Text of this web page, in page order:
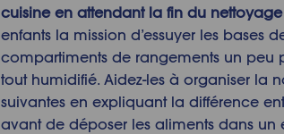
cuisine en attendant la fin du
enfants la mission d’essuyer les bases
compartiments de rangements un peu
touthumidifié. Aidez-les à organiser la
suivantes en expliquant la différence
avant de déposer les aliments dans un